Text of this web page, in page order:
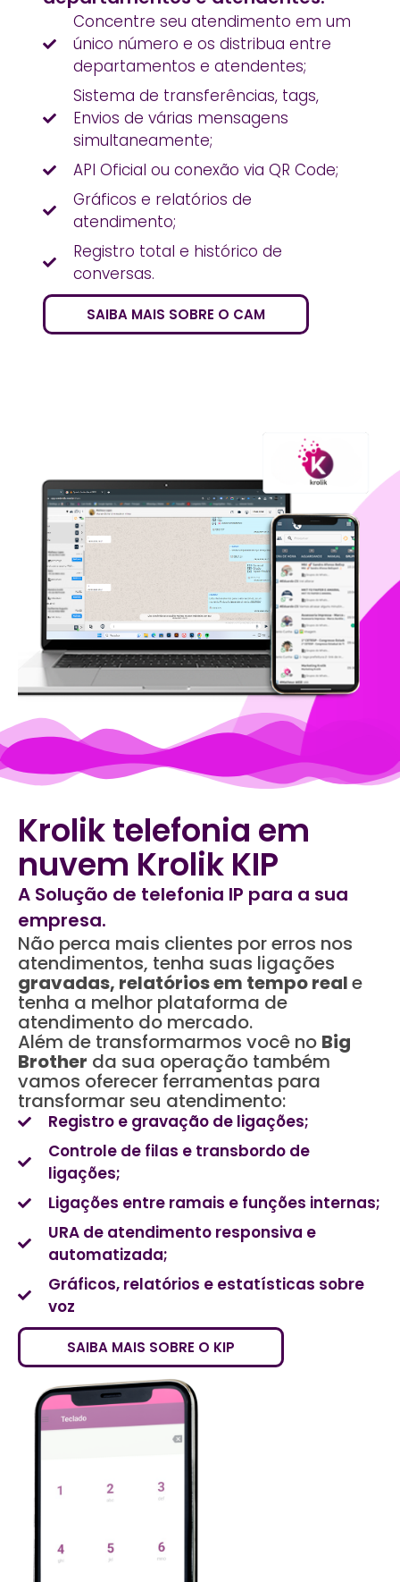
Concentre seu atendimento em um
único número e os distribua entre
departamentos e atendentes;
Sistema de transferências, tags,
Envios de várias mensagens
simultaneamente;
API Oficial ou conexão via QR Code;
Gráficos e relatórios de
atendimento;
Registro total e histórico de
conversas.
SAIBA MAIS SOBRE O CAM
Krolik telefonia em
nuvem Krolik KIP
A Solução de telefonia IP para a sua
empresa.
Não perca mais clientes por erros nos
atendimentos, tenha suas ligações
gravadas, relatórios em tempo reale
tenha a melhor plataforma de
atendimento do mercado.
Além de transformarmos você no Big
Brother da sua operação também
vamos oferecer ferramentas para
transformar seu atendimento:
Registro e gravação de ligações;
Controle de filas e transbordo de
ligações;
Ligações entre ramais e funções internas;
URA de atendimento responsiva e
automatizada;
Gráficos, relatórios e estatísticas sobre
voz
SAIBA MAIS SOBRE O KIP